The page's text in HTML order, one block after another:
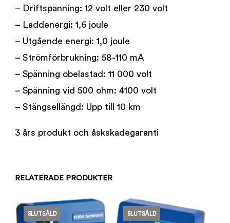
– Driftspänning: 12 volt eller 230 volt
– Laddenergi: 1,6 joule
– Utgående energi: 1,0 joule
– Strömförbrukning: 58-110 mA
– Spänning obelastad: 11 000 volt
– Spänning vid 500 ohm: 4100 volt
– Stängsellängd: Upp till 10 km
3 års produkt och åskskadegaranti
RELATERADE PRODUKTER
SLUTSÅLD SLUTSÅLD